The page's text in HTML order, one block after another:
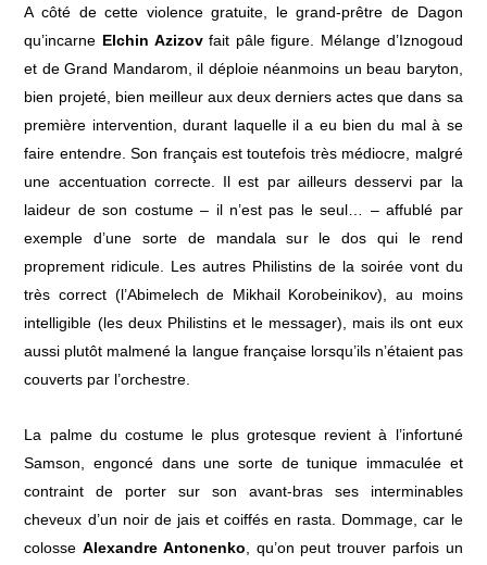
A côté de cette violence gratuite, le grand-prêtre de Dagon
qu’incarne Elchin Azizovfait pâle figure. Mélange d’Iznogoud
et de Grand Mandarom, il déploie néanmoins un beau baryton,
bien projeté, bien meilleur aux deux derniers actes que dans sa
première intervention, durant laquelle il a eu bien du mal à se
faire entendre. Son français est toutefois très médiocre, malgré
une accentuation correcte. Il est par ailleurs desservi par la
laideur de son costume – il n’est pas le seul… – affublé par
exemple d’une sorte de mandala sur le dos qui le rend
proprement ridicule. Les autres Philistins de la soirée vont du
très correct (l’Abimelech de Mikhail Korobeinikov), au moins
intelligible (les deux Philistins et le messager), mais ils ont eux
aussi plutôt malmené la langue française lorsqu’ils n’étaient pas
couverts par l’orchestre.
La palme du costume le plus grotesque revient à l’infortuné
Samson, engoncé dans une sorte de tunique immaculée et
contraint de porter sur son avant-bras ses interminables
cheveux d’un noir de jais et coiffés en rasta. Dommage, car le
colosseAlexandre Antonenko , qu’on peut trouver parfois un